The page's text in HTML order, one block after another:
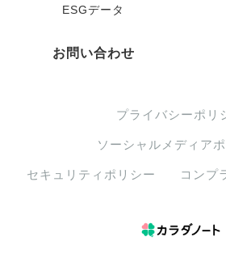
ESGデータ
お問い合わせ
プライバシーポリ
ソーシャルメディア
セキュリティポリシー コンプ